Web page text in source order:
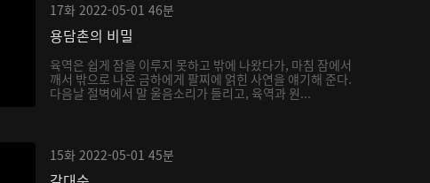
17화 2022-05-01 46분
용담촌의 비밀
육역은 쉽게 잠을 이루지 못하고 밖에 나왔다가, 마침 잠에서
깨서 밖으로 나온 금하에게 팔찌에 얽힌 사연을 얘기해 준다.
다음날 절벽에서 말 울음소리가 들리고, 육역과 원...
15화 2022-05-01 45분